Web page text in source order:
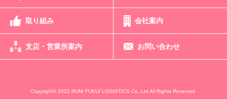
取り組み 会社案内
支店・ 営業所案内 お問い合わせ
Copyright© 2022 RUNI FUKUI LOGISTICS Co.,Ltd All Rights Reserved.